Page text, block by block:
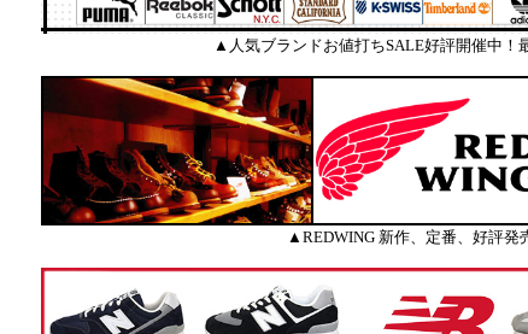
▲人気ブランドお値打ちSALE好評開催中！
▲REDWING 新作、定番、好評発